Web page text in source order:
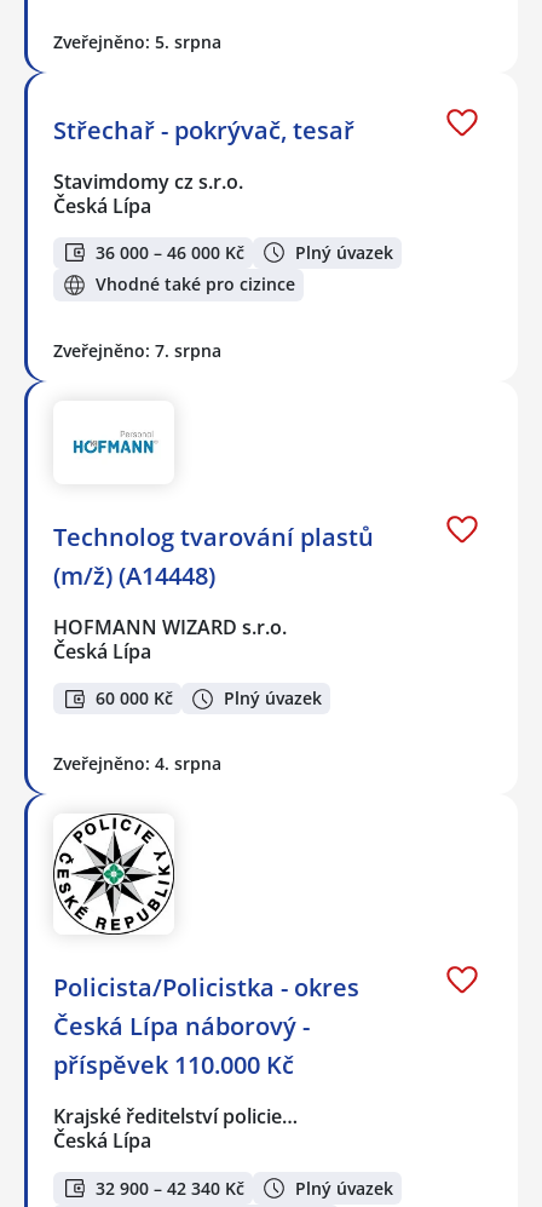
Zveřejněno: 5. srpna
Střechař - pokrývač, tesař
Stavimdomy cz s.r.o.
Česká Lípa
36 000 – 46 000 Kč
Plný úvazek
Vhodné také pro cizince
Zveřejněno: 7. srpna
Technolog tvarování plastů
(m/ž) (A14448)
HOFMANN WIZARD s.r.o.
Česká Lípa
60 000 Kč Plný úvazek
Zveřejněno: 4. srpna
Policista/Policistka - okres
Česká Lípa náborový -
příspěvek 110.000 Kč
Krajské ředitelství policie…
Česká Lípa
32 900 – 42 340 Kč
Plný úvazek